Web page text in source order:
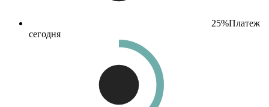
25%Платеж
сегодня